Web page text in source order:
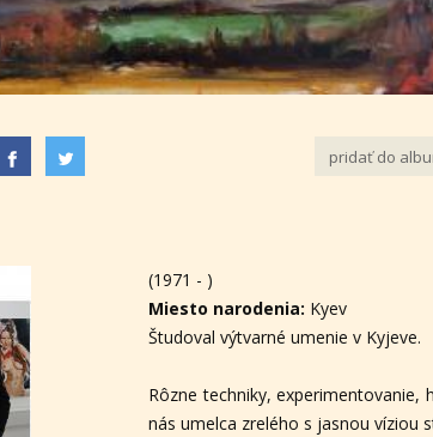
pridať do
(1971 - )
Miesto narodenia: Kyev
Študoval výtvarné umenie v Kyjeve.
Rôzne techniky, experimentovanie,
nás umelca zrelého s jasnou víziou